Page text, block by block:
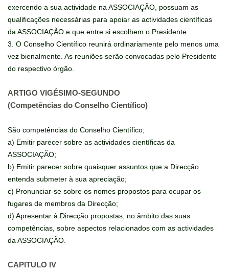
exercendo a sua actividade na ASSOCIAÇÃO, possuam as
qualificações necessárias para apoiar as actividades científicas
da ASSOCIAÇÃO e que entre si escolhem o Presidente.
3. O Conselho Científico reunirá ordinariamente pelo menos uma
vez bienalmente. As reuniões serão convocadas pelo Presidente
do respectivo órgão.
ARTIGO VIGÉSIMO-SEGUNDO
(Competências do Conselho Científico)
São competências do Conselho Científico;
a) Emitir parecer sobre as actividades científicas da
ASSOCIAÇÃO;
b) Emitir parecer sobre quaisquer assuntos que a Direcção
entenda submeter à sua apreciação;
c) Pronunciar-se sobre os nomes propostos para ocupar os
fugares de membros da Direcção;
d) Apresentar à Direcção propostas, no âmbito das suas
competências, sobre aspectos relacionados com as actividades
da ASSOCIAÇÃO.
CAPITULO IV